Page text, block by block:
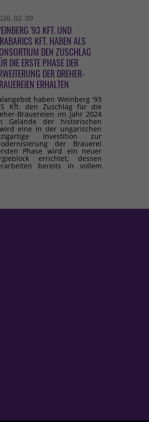
02. 09
'93 KFT. UND
KFT. HABEN ALS
DEN ZUSCHLAG
DIE ERSTE PHASE DER
DER DREHER-
ERHALTEN
haben Weinberg '93
Kft. den Zuschlag für die
Brauereien im Jahr 2024
Gelände der historischen
eine in der ungarischen
Investition zur
der Brauerei
Phase wird ein neuer
errichtet, dessen
bereits in vollem